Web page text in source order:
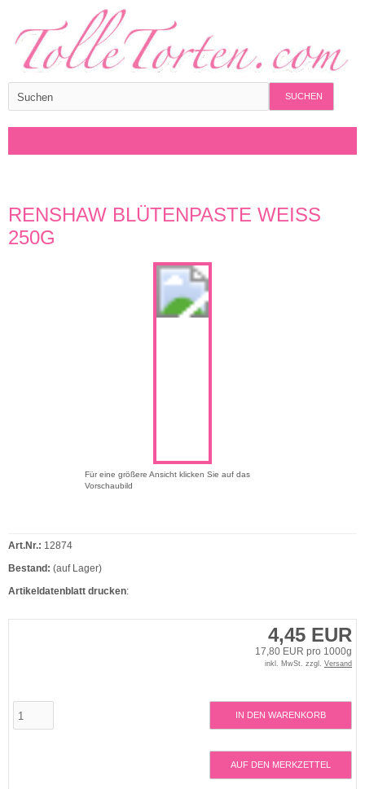
SUCHEN
RENSHAW BLÜTENPASTE WEISS 2
50G
Für eine größere Ansicht klicken Sie auf das
Vorschaubild
4,45 EUR
17,80 EUR pro 1000g
inkl. MwSt. zzgl. Versand
IN DEN WARENKORB
AUF DEN MERKZETTEL
Art.Nr.: 12874
Bestand: (auf Lager)
Artikeldatenblatt drucken: